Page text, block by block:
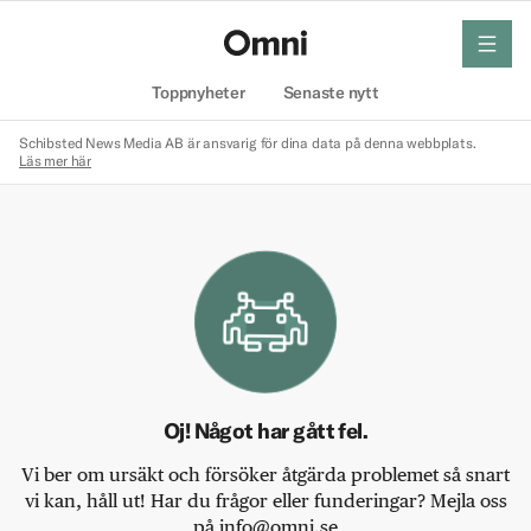
Toppnyheter Senaste nytt
meny
Schibsted News Media AB är ansvarig för dina data på denna webbplats.
Läs mer här
Oj! Något har gått fel.
Vi ber om ursäkt och försöker åtgärda problemet så snart
vi kan, håll ut! Har du frågor eller funderingar? Mejla oss